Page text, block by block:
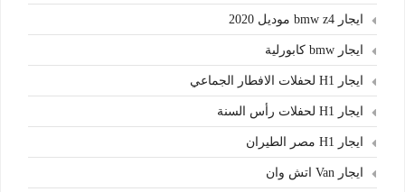
ايجار bmw z4 موديل 2020
ايجار bmw كابورلية
ايجار H1 لحفلات الافطار الجماعي
ايجار H1 لحفلات رأس السنة
ايجار H1 مصر الطيران
ايجار Van اتش وان